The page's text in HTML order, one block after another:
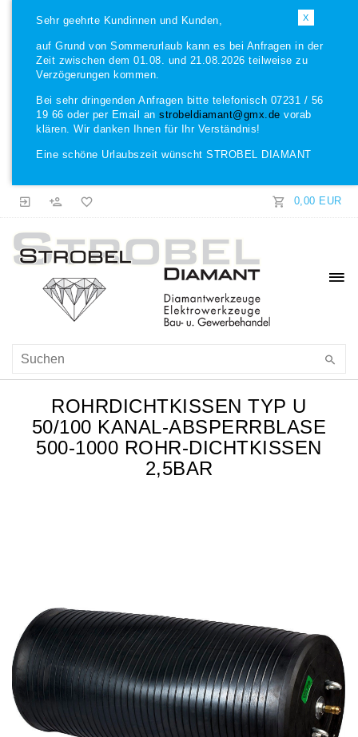
X
Sehr geehrte Kundinnen und Kunden,
auf Grund von Sommerurlaub kann es bei Anfragen in der
Zeit zwischen dem 01.08. und 21.08.2026 teilweise zu
Verzögerungen kommen.
Bei sehr dringenden Anfragen bitte telefonisch 07231 / 56
19 66 oder per Email an strobeldiamant@gmx.de vorab
klären. Wir danken Ihnen für Ihr Verständnis!
Eine schöne Urlaubszeit wünscht STROBEL DIAMANT
0,00 EUR
ROHRDICHTKISSEN TYP U
50/100 KANAL-ABSPERRBLASE
500-1000 ROHR-DICHTKISSEN
2,5BAR